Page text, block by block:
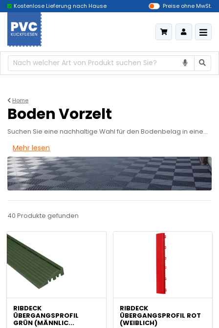
Das billigste Deutschland Lieferung innerhalb von 5
Preise ohne MwSt.
Home
Boden Vorzelt
Suchen Sie eine nachhaltige Wahl für den Bodenbelag in einem Zelt? Die Vorzelt fliesen aus PVC-Klickfliesen werden aus hochwertigen und recycelten Materialien hergestellt. Der perfekte Vorzeltboden.
Mehr lesen
40 Produkte gefunden
RIBDECK
ÜBERGANGSPROFIL
GRÜN (MÄNNLIC...
RIBDECK
ÜBERGANGSPROFIL ROT
(WEIBLICH)